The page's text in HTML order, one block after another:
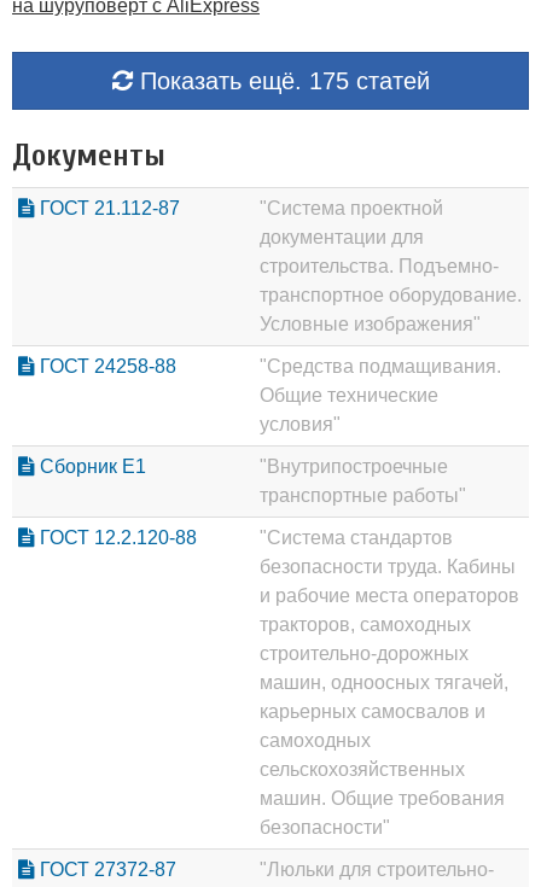
на шуруповерт с AliExpress
Показать ещё. 175 статей
Документы
ГОСТ 21.112-87
"Система проектной
документации для
строительства. Подъемно-
транспортное оборудование.
Условные изображения"
ГОСТ 24258-88
"Средства подмащивания.
Общие технические
условия"
Сборник Е1
"Внутрипостроечные
транспортные работы"
ГОСТ 12.2.120-88
"Система стандартов
безопасности труда. Кабины
и рабочие места операторов
тракторов, самоходных
строительно-дорожных
машин, одноосных тягачей,
карьерных самосвалов и
самоходных
сельскохозяйственных
машин. Общие требования
безопасности"
ГОСТ 27372-87
"Люльки для строительно-